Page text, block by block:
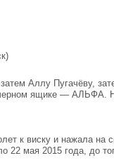
Аллу Пугачёву,
ящике — АЛЬФА.
к виску и нажала на
22 мая 2015 года, до